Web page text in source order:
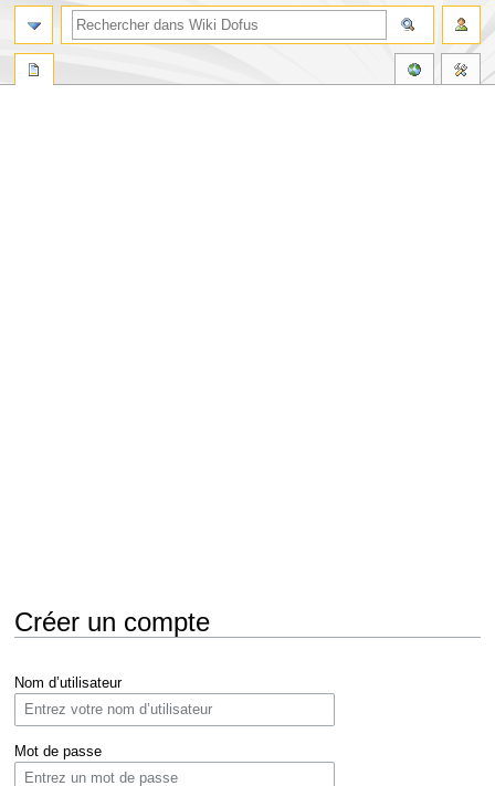
Créer un compte
à
navigation
à
recherche
Nom d’utilisateur
Mot de passe